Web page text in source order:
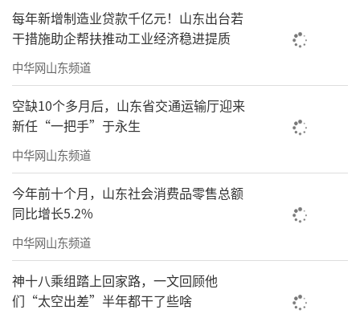
HEALTH OFFICE理念
硬件配套匹配LEED绿色评价要求
项目自规划建设阶段，银丰财富广场B区超
高层便将低碳、健康、可持续作为核心设计导
向，六大HEALTH板块产品配置，全方位贴合LE
ED金级各项评分细则，升级青岛第五代健康商
务体验。
HEALTH·绿色幕墙
项目建筑外立面由行业知名幕墙企业江河
幕墙施工落地，透光率约47%，平衡自然采光
每年新增制造业贷款千亿元！山东出台若
干措施助企帮扶推动工业经济稳进提质
中华网山东频道
空缺10个多月后，山东省交通运输厅迎来
新任“一把手”于永生
中华网山东频道
今年前十个月，山东社会消费品零售总额
同比增长5.2%
中华网山东频道
神十八乘组踏上回家路，一文回顾他
们“太空出差”半年都干了些啥